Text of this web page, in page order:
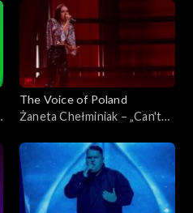
listopada 2025
The Voice of Poland
Żaneta Chełminiak – „Can't
„The Voice of Poland”, Live 3,
22 listopada 2025